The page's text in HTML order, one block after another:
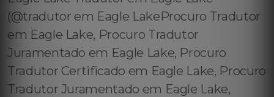
(@tradutor em Eagle LakeProcuro Tradutor
em Eagle Lake, Procuro Tradutor
Juramentado em Eagle Lake, Procuro
Tradutor Certificado em Eagle Lake, Procuro
Tradutor Juramentado em Eagle Lake,